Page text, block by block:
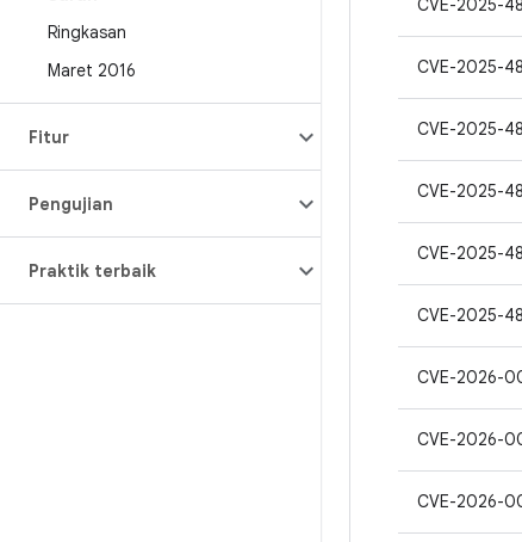
Ringkasan
Maret 2016
Fitur
Pengujian
Praktik terbaik
CVE-2025-
CVE-2025-
CVE-2025-
CVE-2025-
CVE-2025-
CVE-2025-
CVE-2026-
CVE-2026-
CVE-2026-